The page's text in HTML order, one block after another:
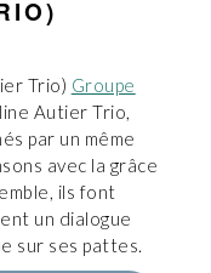
Trio) Groupe
Autier Trio,
par un même
avec la grâce
ils font
un dialogue
sur ses pattes.